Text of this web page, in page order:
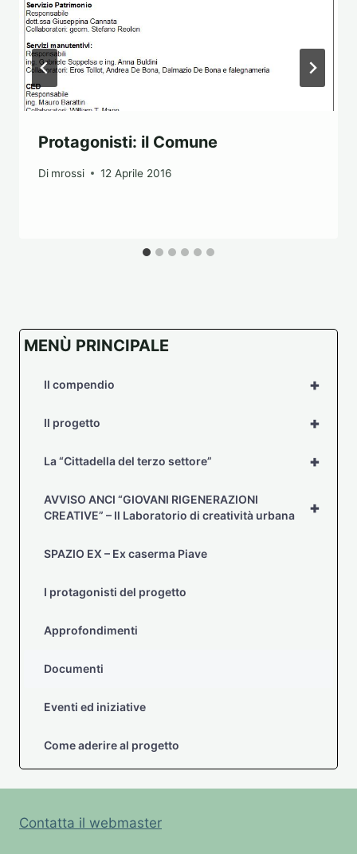
Protagonisti: il Comune
Di mrossi 12 Aprile 2016
MENÙ PRINCIPALE
+
Il compendio
+
Il progetto
+
La “Cittadella del terzo settore”
+
AVVISO ANCI “GIOVANI RIGENERAZIONI
CREATIVE” – Il Laboratorio di creatività urbana
SPAZIO EX – Ex caserma Piave
I protagonisti del progetto
Approfondimenti
Documenti
Eventi ed iniziative
Come aderire al progetto
Contatta il webmaster